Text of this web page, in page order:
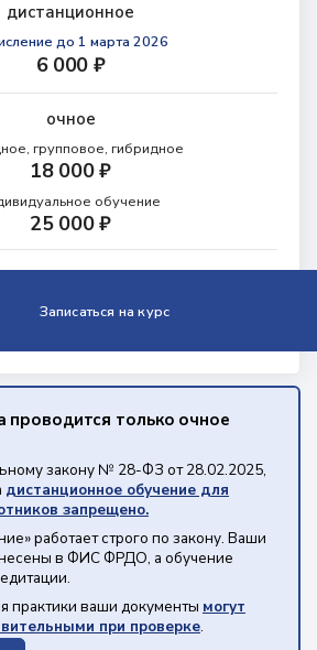
дистанционное
до 1 марта 2026
6 000 ₽
очное
групповое, гибридное
18 000 ₽
обучение
25 000 ₽
Записаться на курс
проводится только очное
закону № 28-ФЗ от 28.02.2025,
дистанционное обучение для
запрещено.
работает строго по закону. Ваши
в ФИС ФРДО, а обучение
практики ваши документы могут
при проверке.